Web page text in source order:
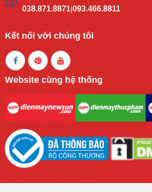
038.871.8871|093.466.8811
Kết nối với chúng tôi
Website cùng hệ thống